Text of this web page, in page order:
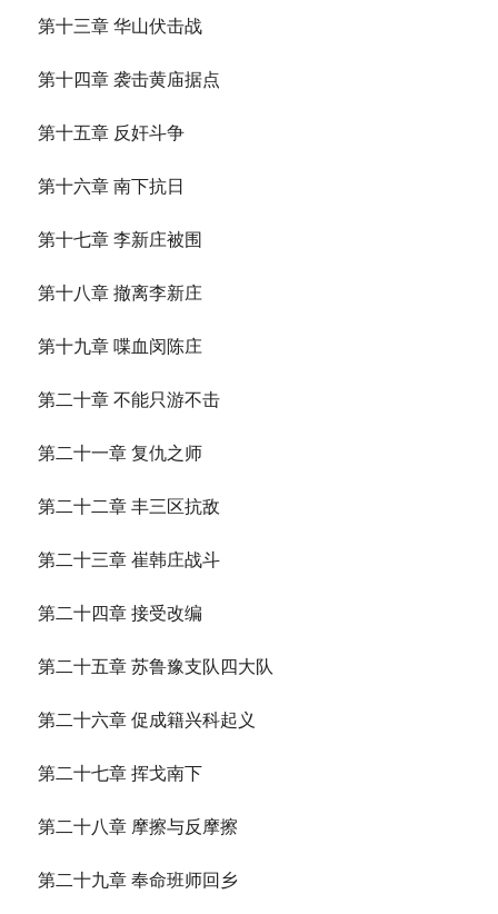
第十三章 华山伏击战
第十四章 袭击黄庙据点
第十五章 反奸斗争
第十六章 南下抗日
第十七章 李新庄被围
第十八章 撤离李新庄
第十九章 喋血闵陈庄
第二十章 不能只游不击
第二十一章 复仇之师
第二十二章 丰三区抗敌
第二十三章 崔韩庄战斗
第二十四章 接受改编
第二十五章 苏鲁豫支队四大队
第二十六章 促成籍兴科起义
第二十七章 挥戈南下
第二十八章 摩擦与反摩擦
第二十九章 奉命班师回乡